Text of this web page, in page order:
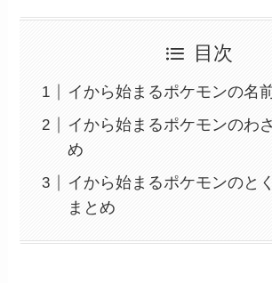
目次
イから始まるポケモンの名
イから始まるポケモンのわ
め
イから始まるポケモンのと
まとめ